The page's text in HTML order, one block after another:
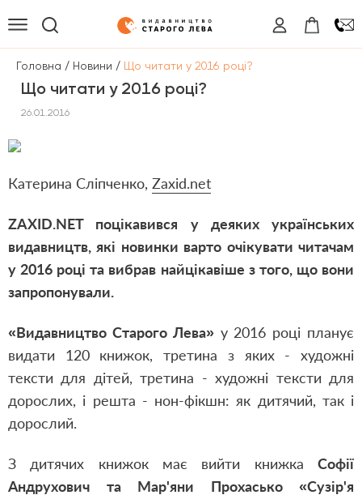
Головна / Новини / Що читати у 2016 році?
Що читати у 2016 році?
26.01.2016
Катерина Сліпченко, Zaxid.net
ZAXID.NET поцікавився у деяких українських
видавництв, які новинки варто очікувати читачам
у 2016 році та вибрав найцікавіше з того, що вони
запропонували.
«Видавництво Старого Лева»у 2016 році планує
видати 120 книжок, третина з яких - художні
тексти для дітей, третина - художні тексти для
дорослих, і решта - нон-фікшн: як дитячий, так і
дорослий.
З дитячих книжок має вийти книжка Софії
Андрухович та Мар'яни Прохасько «Сузір'я